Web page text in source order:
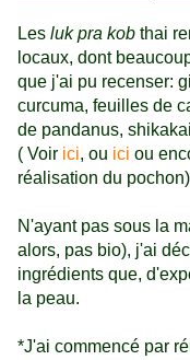
Les luk pra kob thai
locaux, dont
que j'ai pu recenser:
curcuma, feuilles de
de pandanus,
( Voir ici, ou ici ou
réalisation du
N'ayant pas sous la
alors, pas bio), j'ai
ingrédients que,
la peau.
*J'ai commencé par